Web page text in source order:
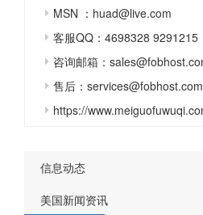
MSN ：huad@live.com
客服QQ：4698328 9291215
咨询邮箱：
售后：services@fobhost.com
https://
信息动态
美国新闻资讯